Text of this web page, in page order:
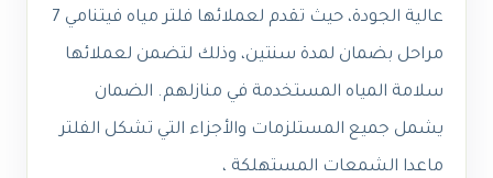
عالية الجودة، حيث تقدم لعملائها فلتر مياه فيتنامي 7
مراحل بضمان لمدة سنتين، وذلك لتضمن لعملائها
سلامة المياه المستخدمة في منازلهم. الضمان
يشمل جميع المستلزمات والأجزاء التي تشكل الفلتر
ماعدا الشمعات المستهلكة ،